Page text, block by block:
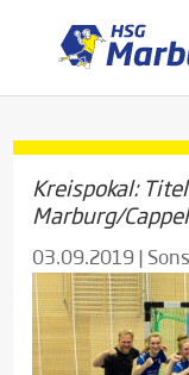
Kreispokal:
Marburg/Cappel
03.09.2019|